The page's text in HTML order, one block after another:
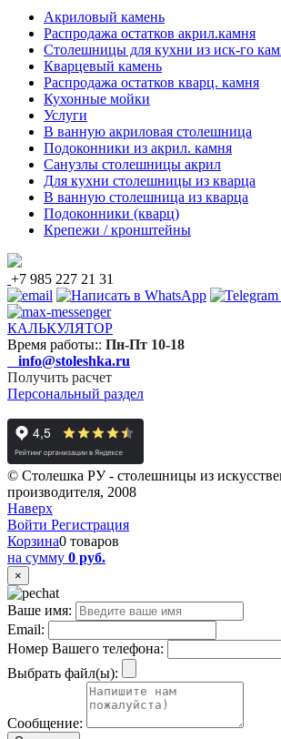
Акриловый камень
Распродажа остатков акрил.камня
Столешницы для кухни из иск-го
Кварцевый камень
Распродажа остатков кварц. камня
Кухонные мойки
Услуги
В ванную акриловая столешница
Подоконники из акрил. камня
Санузлы столешницы акрил
Для кухни столешницы из кварца
В ванную столешница из кварца
Подоконники (кварц)
Крепежи / кронштейны
+7 985 227 21 31
КАЛЬКУЛЯТОР
Время работы:: Пн-Пт 10-18
info@stoleshka.ru
Получить расчет
Персональный раздел
© Столешка РУ - столешницы из
производителя, 2008
Наверх
Войти Регистрация
Корзина0 товаров
на сумму 0 руб.
×
Ваше имя:
Email:
Номер Вашего телефона:
Выбрать файл(ы):
Сообщение: